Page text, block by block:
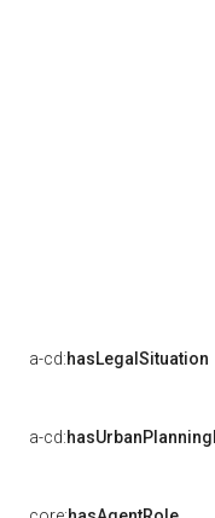
a-cd:hasLegalSituation
a-cd: